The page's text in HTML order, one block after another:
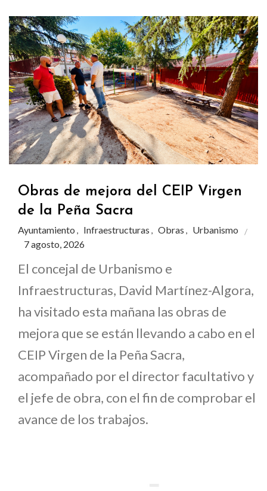
Obras de mejora del CEIP Virgen
de la Peña Sacra
Ayuntamiento , Infraestructuras , Obras , Urbanismo
7 agosto, 2026
El concejal de Urbanismo e
Infraestructuras, David Martínez-Algora,
ha visitado esta mañana las obras de
mejora que se están llevando a cabo en el
CEIP Virgen de la Peña Sacra,
acompañado por el director facultativo y
el jefe de obra, con el fin de comprobar el
avance de los trabajos.